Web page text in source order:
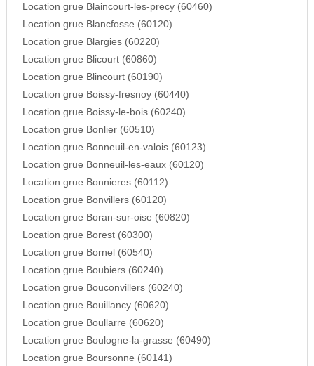
Location grue Blaincourt-les-precy (60460)
Location grue Blancfosse (60120)
Location grue Blargies (60220)
Location grue Blicourt (60860)
Location grue Blincourt (60190)
Location grue Boissy-fresnoy (60440)
Location grue Boissy-le-bois (60240)
Location grue Bonlier (60510)
Location grue Bonneuil-en-valois (60123)
Location grue Bonneuil-les-eaux (60120)
Location grue Bonnieres (60112)
Location grue Bonvillers (60120)
Location grue Boran-sur-oise (60820)
Location grue Borest (60300)
Location grue Bornel (60540)
Location grue Boubiers (60240)
Location grue Bouconvillers (60240)
Location grue Bouillancy (60620)
Location grue Boullarre (60620)
Location grue Boulogne-la-grasse (60490)
Location grue Boursonne (60141)